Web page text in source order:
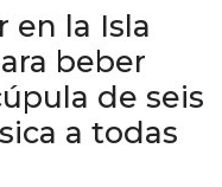
en la Isla
beber
de seis
a todas